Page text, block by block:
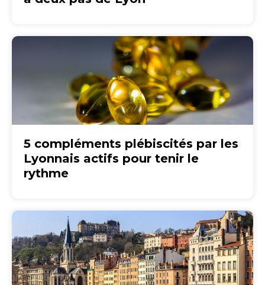
5 compléments plébiscités par les
Lyonnais actifs pour tenir le
rythme